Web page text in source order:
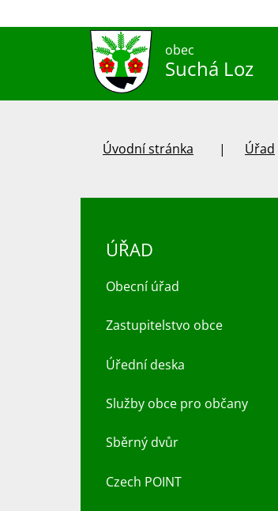
obec
Suchá Loz
Úvodní stránka Úřad
ÚŘAD
Obecní úřad
Zastupitelstvo obce
Úřední deska
Služby obce pro občany
Sběrný dvůr
Czech POINT